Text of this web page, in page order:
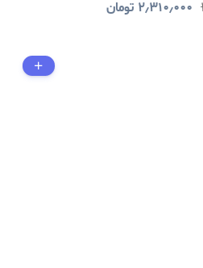
۲٫۳۱۰٫۰۰۰ تومان